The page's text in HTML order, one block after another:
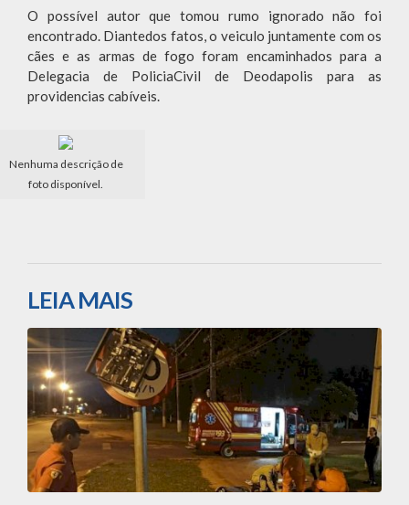
O possível autor que tomou rumo ignorado não foi
encontrado. Diantedos fatos, o veiculo juntamente com os
cães e as armas de fogo foram encaminhados para a
Delegacia de PoliciaCivil de Deodapolis para as
providencias cabíveis.
Nenhuma descrição de
foto disponível.
LEIA MAIS